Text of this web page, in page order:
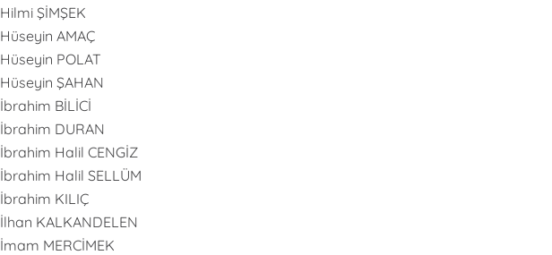
Hilmi ŞİMŞEK
Hüseyin AMAÇ
Hüseyin POLAT
Hüseyin ŞAHAN
İbrahim BİLİCİ
İbrahim DURAN
İbrahim Halil CENGİZ
İbrahim Halil SELLÜM
İbrahim KILIÇ
İlhan KALKANDELEN
İmam MERCİMEK